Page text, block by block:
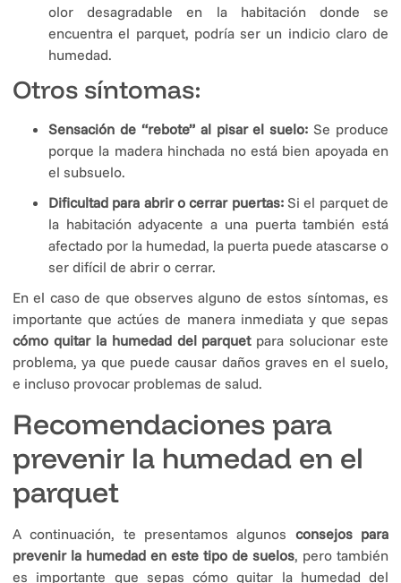
olor desagradable en la habitación donde se
encuentra el parquet, podría ser un indicio claro de
humedad.
Otros síntomas:
Sensación de “rebote” al pisar el suelo: Se produce
porque la madera hinchada no está bien apoyada en
el subsuelo.
Dificultad para abrir o cerrar puertas:Si el parquet de
la habitación adyacente a una puerta también está
afectado por la humedad, la puerta puede atascarse o
ser difícil de abrir o cerrar.
En el caso de que observes alguno de estos síntomas, es
importante que actúes de manera inmediata y que sepas
cómo quitar la humedad del parquetpara solucionar este
problema, ya que puede causar daños graves en el suelo,
e incluso provocar problemas de salud.
Recomendaciones para
prevenir la humedad en el
parquet
A continuación, te presentamos algunos consejos para
prevenir la humedad en este tipo de suelos, pero también
es importante que sepas cómo quitar la humedad del